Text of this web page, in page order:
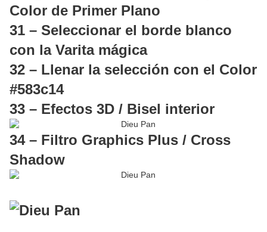
Color de Primer Plano
31 – Seleccionar el borde blanco
con la Varita mágica
32 – Llenar la selección con el Color
#583c14
33 – Efectos 3D / Bisel interior
34 – Filtro Graphics Plus / Cross
Shadow